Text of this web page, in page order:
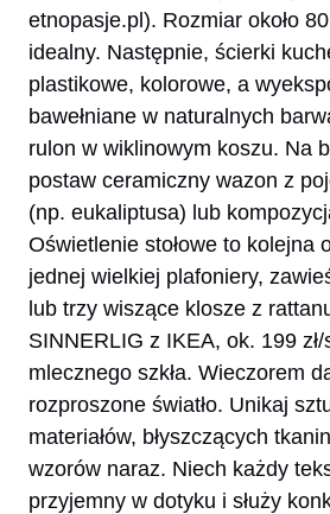
etnopasje.pl). Rozmiar około
idealny. Następnie, ścierki
plastikowe, kolorowe, a
bawełniane w naturalnych
rulon w wiklinowym koszu. Na
postaw ceramiczny wazon z
(np. eukaliptusa) lub
Oświetlenie stołowe to kolejna
jednej wielkiej plafoniery,
lub trzy wiszące klosze z
SINNERLIG z IKEA, ok. 199 zł/
mlecznego szkła. Wieczorem
rozproszone światło. Unikaj
materiałów, błyszczących
wzorów naraz. Niech każdy
przyjemny w dotyku i służy